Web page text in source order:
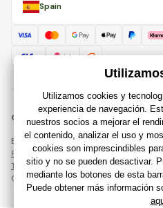
Spain
© 2018 - 2026 Raijuguetes.es,
Esta página está protegida por
Política de privacidadcompañías de
Términos y condiciones
Creación de tiendas en línea